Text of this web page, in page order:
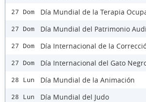
27 Dom Día Mundial de la Terapia
27 Dom Día Mundial del Patrimonio
27 Dom Día Internacional de la
27 Dom Día Internacional del Gato
28 Lun Día Mundial de la Animación
28 Lun Día Mundial del Judo